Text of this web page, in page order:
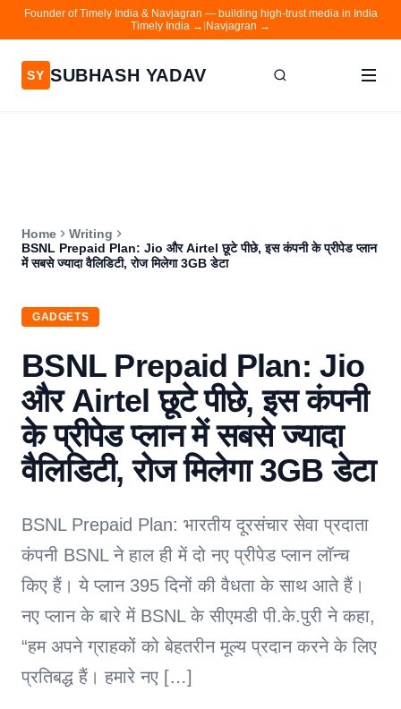
Founder of Timely India & Navjagran — building high-trust media in India
Timely India → Navjagran →
SY SUBHASH YADAV
Contact
Navjagran
Home
Writing
BSNL Prepaid Plan: Jio और Airtel छूटे पीछे, इस कंपनी के प्रीपेड प्लान
में सबसे ज्यादा वैलिडिटी, रोज मिलेगा 3GB डेटा
GADGETS
BSNL Prepaid Plan: Jio
और Airtel छूटे पीछे, इस कंपनी
के प्रीपेड प्लान में सबसे ज्यादा
वैलिडिटी, रोज मिलेगा 3GB डेटा
BSNL Prepaid Plan: भारतीय दूरसंचार सेवा प्रदाता
कंपनी BSNL ने हाल ही में दो नए प्रीपेड प्लान लॉन्च
किए हैं। ये प्लान 395 दिनों की वैधता के साथ आते हैं।
नए प्लान के बारे में BSNL के सीएमडी पी.के.पुरी ने कहा,
“हम अपने ग्राहकों को बेहतरीन मूल्य प्रदान करने के लिए
प्रतिबद्ध हैं। हमारे नए […]